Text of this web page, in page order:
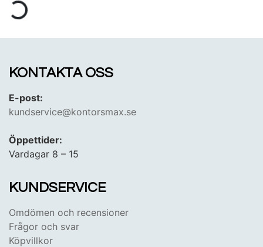
KONTAKTA OSS
E-post:
kundservice@kontorsmax.se
Öppettider:
Vardagar 8 – 15
KUNDSERVICE
Omdömen och recensioner
Frågor och svar
Köpvillkor